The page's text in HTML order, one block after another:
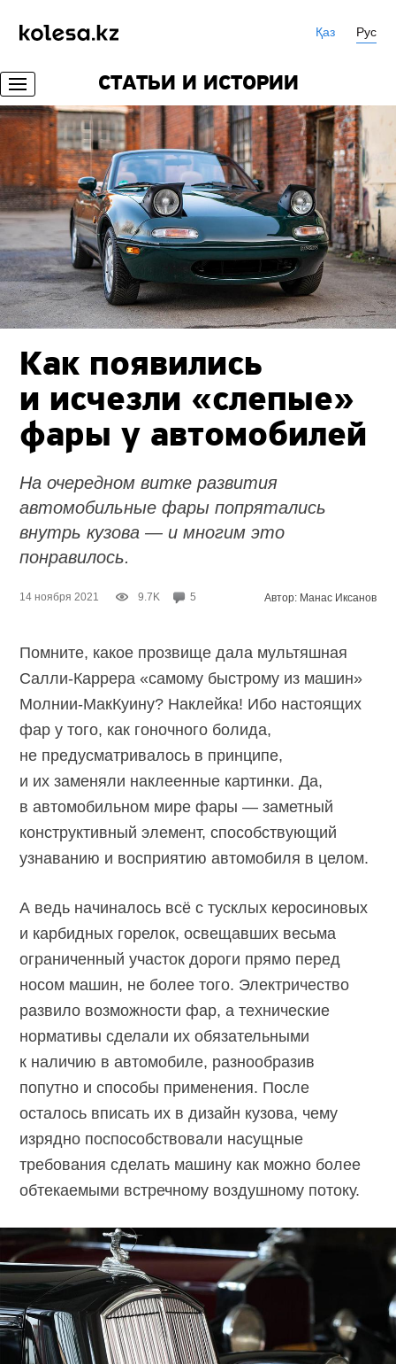
Қаз Рус
СТАТЬИ И ИСТОРИИ
Как появились
и исчезли «слепые»
фары у автомобилей
На очередном витке развития
автомобильные фары попрятались
внутрь кузова — и многим это
понравилось.
14 ноября 2021 9.7K 5 Автор: Манас Иксанов
Помните, какое прозвище дала мультяшная
Салли-Каррера «самому быстрому из машин»
Молнии-МакКуину? Наклейка! Ибо настоящих
фар у того, как гоночного болида,
не предусматривалось в принципе,
и их заменяли наклеенные картинки. Да,
в автомобильном мире фары — заметный
конструктивный элемент, способствующий
узнаванию и восприятию автомобиля в целом.
А ведь начиналось всё с тусклых керосиновых
и карбидных горелок, освещавших весьма
ограниченный участок дороги прямо перед
носом машин, не более того. Электричество
развило возможности фар, а технические
нормативы сделали их обязательными
к наличию в автомобиле, разнообразив
попутно и способы применения. После
осталось вписать их в дизайн кузова, чему
изрядно поспособствовали насущные
требования сделать машину как можно более
обтекаемыми встречному воздушному потоку.